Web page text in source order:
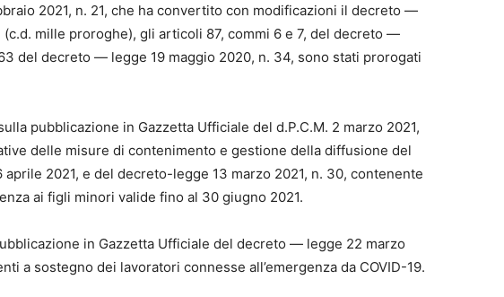
2021, n. 21, che ha convertito con modificazioni il decreto —
mille proroghe), gli articoli 87, commi 6 e 7, del decreto —
del decreto — legge 19 maggio 2020, n. 34, sono stati prorogati
pubblicazione in Gazzetta Ufficiale del d.P.C.M. 2 marzo 2021,
delle misure di contenimento e gestione della diffusione del
2021, e del decreto-legge 13 marzo 2021, n. 30, contenente
ai figli minori valide fino al 30 giugno 2021.
in Gazzetta Ufficiale del decreto — legge 22 marzo
a sostegno dei lavoratori connesse all’emergenza da COVID-19.